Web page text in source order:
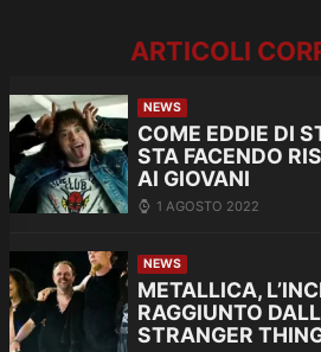
ARTICOLI
NEWS
COME EDDIE DI
STA FACENDO
AI GIOVANI
1 AGOSTO 2022
NEWS
METALLICA,
RAGGIUNTO
STRANGER